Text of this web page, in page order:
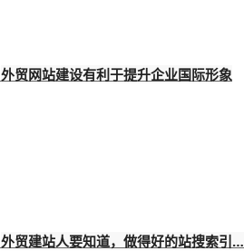
外贸网站建设有利于提升企业国际形象
外贸建站人要知道，做得好的站搜索引…